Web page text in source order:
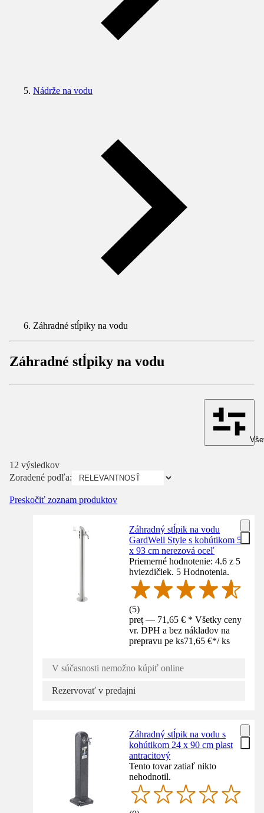
Nádrže na vodu
Záhradné stĺpiky na vodu
Záhradné stĺpiky na vodu
12 výsledkov
Zoradené podľa:
Preskočiť zoznam produktov
Záhradný stĺpik na vodu
GardWell Style s kohútikom 5
x 93 cm nerezová oceľ
Priemerné hodnotenie: 4.6 z 5
hviezdičiek. 5 Hodnotenia.
(5)
preț — 71,65 € * Všetky ceny
vr. DPH a bez nákladov na
prepravu pe ks71,65 €*/ ks
V súčasnosti nemožno kúpiť online
Rezervovať v predajni
Záhradný stĺpik na vodu s
kohútikom 24 x 90 cm plast
antracitový
Tento tovar zatiaľ nikto
nehodnotil.